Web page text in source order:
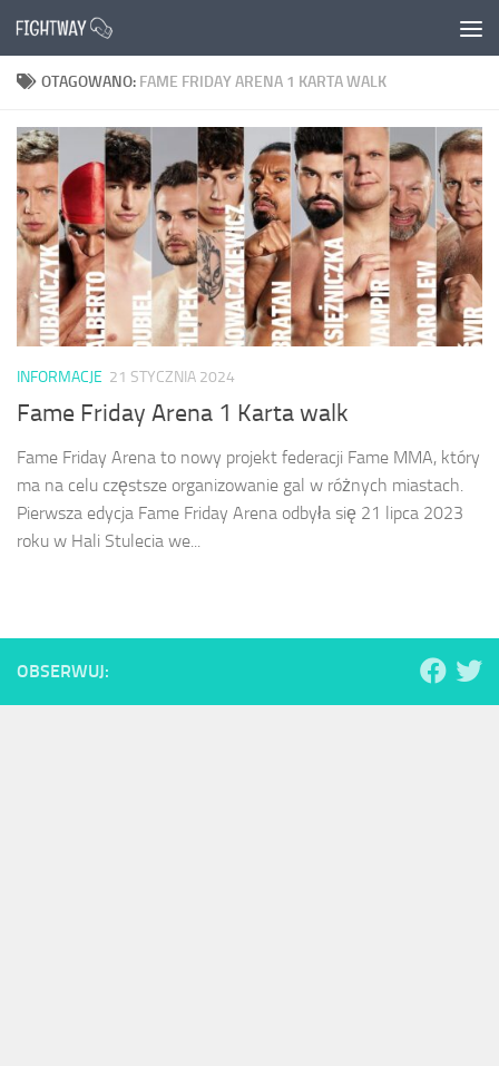
Przejdź do treści
OTAGOWANO: FAME FRIDAY ARENA 1 KARTA WALK
INFORMACJE 21 STYCZNIA 2024
Fame Friday Arena 1 Karta walk
Fame Friday Arena to nowy projekt federacji Fame MMA, który
ma na celu częstsze organizowanie gal w różnych miastach.
Pierwsza edycja Fame Friday Arena odbyła się 21 lipca 2023
roku w Hali Stulecia we...
OBSERWUJ: